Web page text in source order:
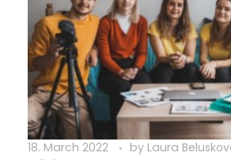
18. March 2022 by Laura